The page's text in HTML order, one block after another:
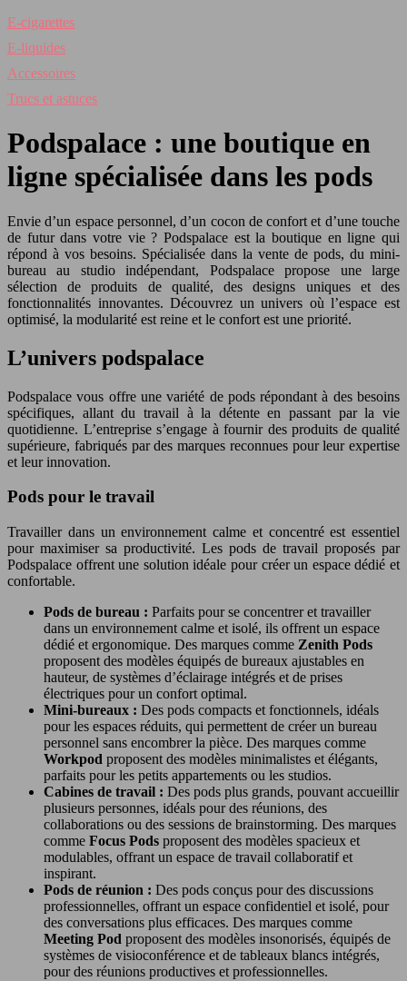
E-cigarettes
E-liquides
Accessoires
Trucs et astuces
Podspalace : une boutique en
ligne spécialisée dans les pods
Envie d’un espace personnel, d’un cocon de confort et d’une touche
de futur dans votre vie ? Podspalace est la boutique en ligne qui
répond à vos besoins. Spécialisée dans la vente de pods, du mini-
bureau au studio indépendant, Podspalace propose une large
sélection de produits de qualité, des designs uniques et des
fonctionnalités innovantes. Découvrez un univers où l’espace est
optimisé, la modularité est reine et le confort est une priorité.
L’univers podspalace
Podspalace vous offre une variété de pods répondant à des besoins
spécifiques, allant du travail à la détente en passant par la vie
quotidienne. L’entreprise s’engage à fournir des produits de qualité
supérieure, fabriqués par des marques reconnues pour leur expertise
et leur innovation.
Pods pour le travail
Travailler dans un environnement calme et concentré est essentiel
pour maximiser sa productivité. Les pods de travail proposés par
Podspalace offrent une solution idéale pour créer un espace dédié et
confortable.
Pods de bureau : Parfaits pour se concentrer et travailler
dans un environnement calme et isolé, ils offrent un espace
dédié et ergonomique. Des marques comme Zenith Pods
proposent des modèles équipés de bureaux ajustables en
hauteur, de systèmes d’éclairage intégrés et de prises
électriques pour un confort optimal.
Mini-bureaux : Des pods compacts et fonctionnels, idéals
pour les espaces réduits, qui permettent de créer un bureau
personnel sans encombrer la pièce. Des marques comme
Workpod proposent des modèles minimalistes et élégants,
parfaits pour les petits appartements ou les studios.
Cabines de travail : Des pods plus grands, pouvant accueillir
plusieurs personnes, idéals pour des réunions, des
collaborations ou des sessions de brainstorming. Des marques
comme Focus Pods proposent des modèles spacieux et
modulables, offrant un espace de travail collaboratif et
inspirant.
Pods de réunion : Des pods conçus pour des discussions
professionnelles, offrant un espace confidentiel et isolé, pour
des conversations plus efficaces. Des marques comme
Meeting Pod proposent des modèles insonorisés, équipés de
systèmes de visioconférence et de tableaux blancs intégrés,
pour des réunions productives et professionnelles.